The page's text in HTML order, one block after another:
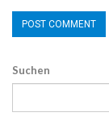
Suchen